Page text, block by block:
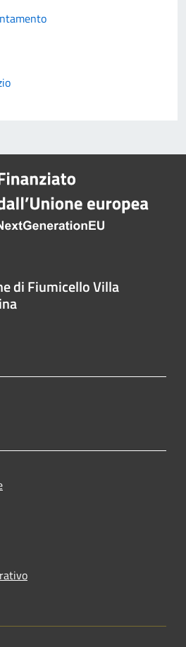
di Fiumicello Villa